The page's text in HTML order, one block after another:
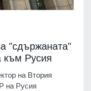
"сдържаната"
към Русия
на Втория
на Русия